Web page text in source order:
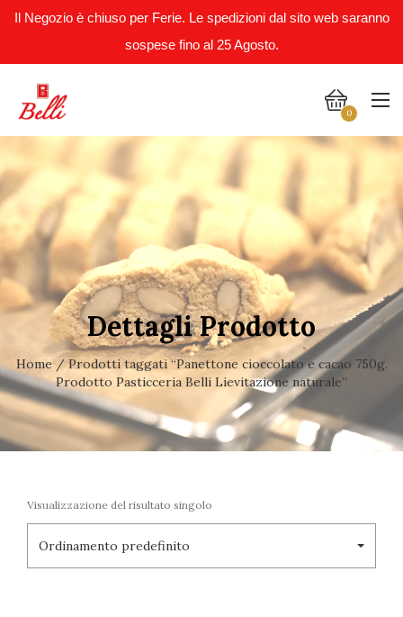
Il Negozio è chiuso per Ferie. Le spedizioni dal sito web saranno
sospese fino al 25 Agosto.
0
Dettagli Prodotto
Home/ Prodotti taggati “Panettone cioccolato e cacao 750g.
Prodotto Pasticceria Belli Lievitazione naturale”
Visualizzazione del risultato singolo
Ordinamento predefinito